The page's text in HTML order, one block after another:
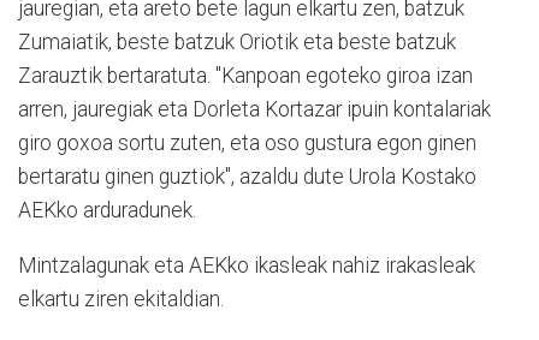
jauregian, eta areto bete lagun elkartu zen, batzuk
Zumaiatik, beste batzuk Oriotik eta beste batzuk
Zarauztik bertaratuta. "Kanpoan egoteko giroa izan
arren, jauregiak eta Dorleta Kortazar ipuin kontalariak
giro goxoa sortu zuten, eta oso gustura egon ginen
bertaratu ginen guztiok", azaldu dute Urola Kostako
AEKko arduradunek.
Mintzalagunak eta AEKko ikasleak nahiz irakasleak
elkartu ziren ekitaldian.